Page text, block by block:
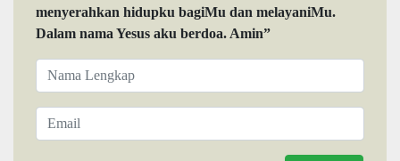
menyerahkan hidupku bagiMu dan melayaniMu.
Dalam nama Yesus aku berdoa. Amin”